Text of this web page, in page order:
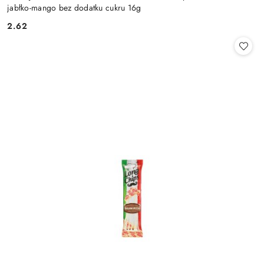
jabłko-mango bez dodatku cukru 16g
Cena:
2.62